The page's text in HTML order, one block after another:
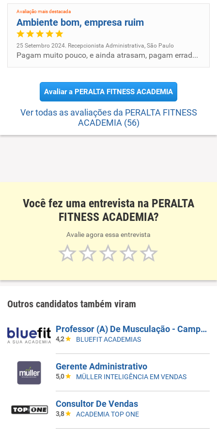
Avaliação mais destacada
Ambiente bom, empresa ruim
25 Setembro 2024. Recepcionista Administrativa, São Paulo
Pagam muito pouco, e ainda atrasam, pagam errado, na data errada, e na hora que querem, não cumprem com as leis trabalhi...
Avaliar a PERALTA FITNESS ACADEMIA
Ver todas as avaliações da PERALTA FITNESS
ACADEMIA (56)
Você fez uma entrevista na PERALTA
FITNESS ACADEMIA?
Avalie agora essa entrevista
Outros candidatos também viram
Professor (A) De Musculação - Campinas/Sp - Inauguração (HORÁRIO 18H00 Ás 22H00))
4,2 BLUEFIT ACADEMIAS
Gerente Administrativo
5,0 MÜLLER INTELIGÊNCIA EM VENDAS
Consultor De Vendas
3,8 ACADEMIA TOP ONE